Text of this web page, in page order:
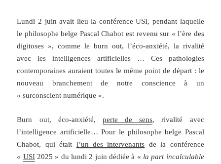
Lundi 2 juin avait lieu la conférence USI, pendant laquelle
le philosophe belge Pascal Chabot est revenu sur « l’ère des
digitoses », comme le burn out, l’éco-anxiété, la rivalité
avec les intelligences artificielles … Ces pathologies
contemporaines auraient toutes le même point de départ : le
nouveau branchement de notre conscience à un
« surconscient numérique ».
Burn out, éco-anxiété, perte de sens, rivalité avec
l’intelligence artificielle… Pour le philosophe belge Pascal
Chabot, qui était l’un des intervenants de la conférence
« USI2025 » du lundi 2 juin dédiée à « la part incalculable